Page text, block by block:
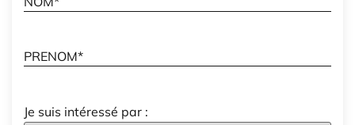
Je suis intéressé par :